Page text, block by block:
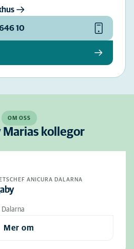
10
OM OSS
Marias kollegor
ANICURA DALARNA
Mer om